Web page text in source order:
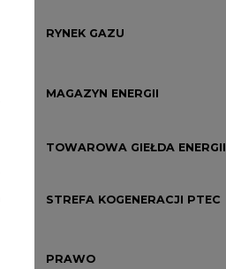
RYNEK GAZU
MAGAZYN ENERGII
TOWAROWA GIEŁDA ENERGII
STREFA KOGENERACJI PTEC
PRAWO